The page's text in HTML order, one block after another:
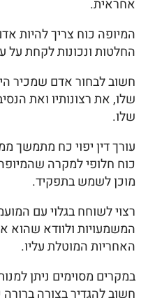
אחראית.
המיופה כוח צריך להיות
החלטות ונכונות לקחת על
חשוב לבחור אדם שמכיר
שלו, את רצונותיו ואת
שלו.
עורך דין יפוי כח מתמשך
כוח חלופי למקרה
מוכן לשמש בתפקיד.
רצוי לשוחח בגלוי עם
המשמעויות ולוודא שהוא
האחריות המוטלת עליו.
במקרים מסוימים ניתן
חשוב להגדיר בצורה